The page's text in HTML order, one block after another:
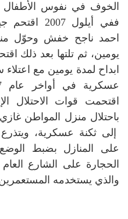
الخوف في نفوس
ففي أيلول
احمد ناجح خفش وحوّل
يومين، ثم تلتها بعد ذلك
ابداح لمدة يومين مع
اقتحمت قوات الاحتلال
إلى ثكنة عسكرية،
على المنازل بضبط
والذي يستخدمه